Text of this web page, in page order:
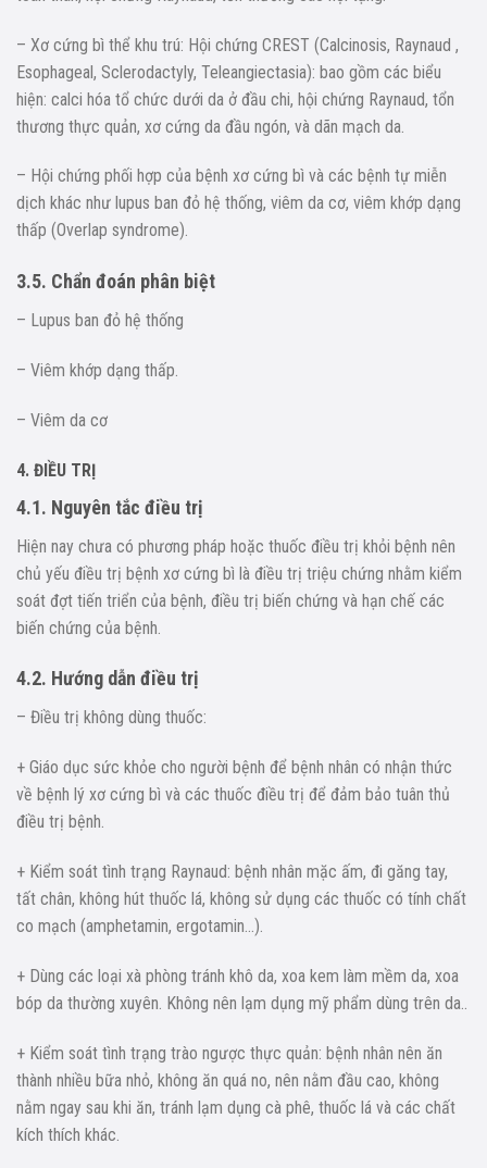
– Xơ cứng bì thể khu trú: Hội chứng CREST (Calcinosis, Raynaud ,
Esophageal, Sclerodactyly, Teleangiectasia): bao gồm các biểu
hiện: calci hóa tổ chức dưới da ở đầu chi, hội chứng Raynaud, tổn
thương thực quản, xơ cứng da đầu ngón, và dãn mạch da.
– Hội chứng phối hợp của bệnh xơ cứng bì và các bệnh tự miễn
dịch khác như lupus ban đỏ hệ thống, viêm da cơ, viêm khớp dạng
thấp (Overlap syndrome).
3.5. Chẩn đoán phân biệt
– Lupus ban đỏ hệ thống
– Viêm khớp dạng thấp.
– Viêm da cơ
4. ĐIỀU TRỊ
4.1. Nguyên tắc điều trị
Hiện nay chưa có phương pháp hoặc thuốc điều trị khỏi bệnh nên
chủ yếu điều trị bệnh xơ cứng bì là điều trị triệu chứng nhằm kiểm
soát đợt tiến triển của bệnh, điều trị biến chứng và hạn chế các
biến chứng của bệnh.
4.2. Hướng dẫn điều trị
– Điều trị không dùng thuốc:
+ Giáo dục sức khỏe cho người bệnh để bệnh nhân có nhận thức
về bệnh lý xơ cứng bì và các thuốc điều trị để đảm bảo tuân thủ
điều trị bệnh.
+ Kiểm soát tình trạng Raynaud: bệnh nhân mặc ấm, đi găng tay,
tất chân, không hút thuốc lá, không sử dụng các thuốc có tính chất
co mạch (amphetamin, ergotamin…).
+ Dùng các loại xà phòng tránh khô da, xoa kem làm mềm da, xoa
bóp da thường xuyên. Không nên lạm dụng mỹ phẩm dùng trên da..
+ Kiểm soát tình trạng trào ngược thực quản: bệnh nhân nên ăn
thành nhiều bữa nhỏ, không ăn quá no, nên nằm đầu cao, không
nằm ngay sau khi ăn, tránh lạm dụng cà phê, thuốc lá và các chất
kích thích khác.